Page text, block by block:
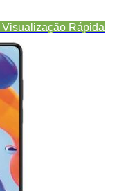
Visualização Rápida